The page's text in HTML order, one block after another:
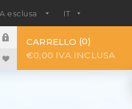
CARRELLO 0
€0,00 IVA INCLUSA